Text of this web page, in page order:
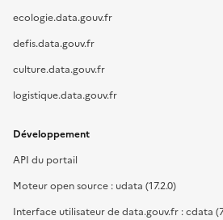
ecologie.data.gouv.fr
defis.data.gouv.fr
culture.data.gouv.fr
logistique.data.gouv.fr
Développement
API du portail
Moteur open source : udata (17.2.0)
Interface utilisateur de data.gouv.fr : cdata